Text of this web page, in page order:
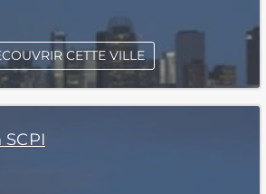
CETTE VILLE